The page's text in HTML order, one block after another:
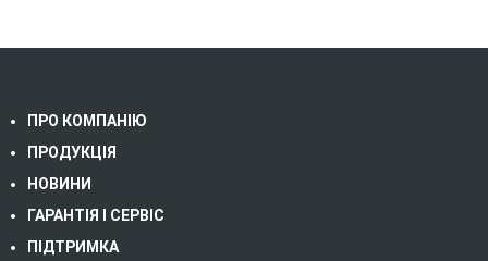
ПРО КОМПАНІЮ
ПРОДУКЦІЯ
НОВИНИ
ГАРАНТІЯ І СЕРВІС
ПІДТРИМКА